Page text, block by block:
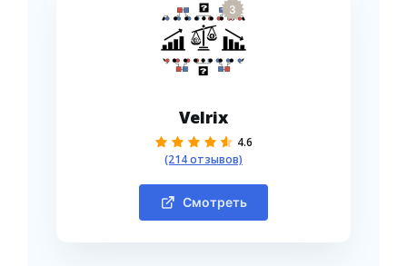
3
Velrix
4.6
(214 отзывов)
Смотреть